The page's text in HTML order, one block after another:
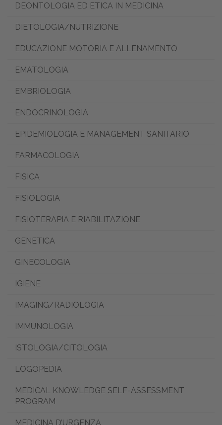
DEONTOLOGIA ED ETICA IN MEDICINA
DIETOLOGIA/NUTRIZIONE
EDUCAZIONE MOTORIA E ALLENAMENTO
EMATOLOGIA
EMBRIOLOGIA
ENDOCRINOLOGIA
EPIDEMIOLOGIA E MANAGEMENT SANITARIO
FARMACOLOGIA
FISICA
FISIOLOGIA
FISIOTERAPIA E RIABILITAZIONE
GENETICA
GINECOLOGIA
IGIENE
IMAGING/RADIOLOGIA
IMMUNOLOGIA
ISTOLOGIA/CITOLOGIA
LOGOPEDIA
MEDICAL KNOWLEDGE SELF-ASSESSMENT
PROGRAM
MEDICINA D’URGENZA